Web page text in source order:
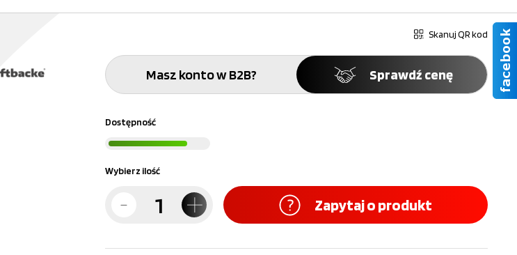
Skanuj QR kod
Masz konto w B2B? Sprawdź cenę
Dostępność
Wybierz ilość
Zapytaj o produkt